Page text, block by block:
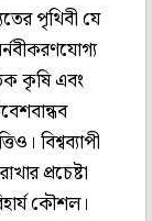
পৃথিবী যে
কৃষি এবং
বিশ্বব্যাপী
প্রচেষ্টা
কৌশল।